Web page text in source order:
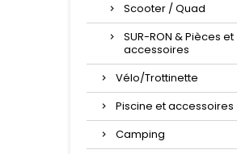
Scooter / Quad
SUR-RON & Pièces et
accessoires
Vélo/Trottinette
Piscine et accessoires
Camping